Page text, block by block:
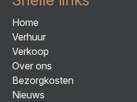
Home
Verhuur
Verkoop
Over ons
Bezorgkosten
Nieuws